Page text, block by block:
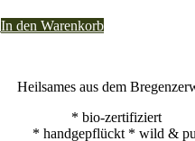
In den Warenkorb
Heilsames aus dem
* bio-zertifiziert
* handgepflückt * wild &